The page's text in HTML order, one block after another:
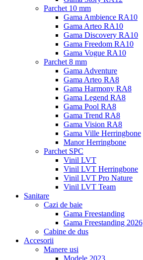
Parchet 10 mm
Gama Ambience RA10
Gama Arteo RA10
Gama Discovery RA10
Gama Freedom RA10
Gama Vogue RA10
Parchet 8 mm
Gama Adventure
Gama Arteo RA8
Gama Harmony RA8
Gama Legend RA8
Gama Pool RA8
Gama Trend RA8
Gama Vision RA8
Gama Ville Herringbone
Manor Herringbone
Parchet SPC
Vinil LVT
Vinil LVT Herringbone
Vinil LVT Pro Nature
Vinil LVT Team
Sanitare
Cazi de baie
Gama Freestanding
Gama Freestanding 2026
Cabine de dus
Accesorii
Manere usi
Modele 2023